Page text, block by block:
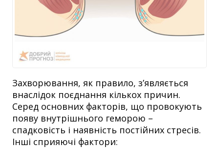
Захворювання, як правило, з’являється
внаслідок поєднання кількох причин.
Серед основних факторів, що провокують
появу внутрішнього геморою –
спадковість і наявність постійних стресів.
Інші сприяючі фактори: